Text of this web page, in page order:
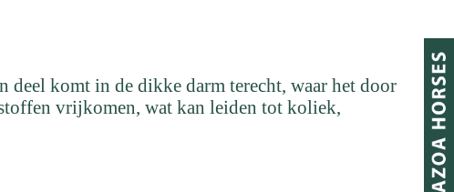
deel komt in de dikke darm terecht, waar het door
vrijkomen, wat kan leiden tot koliek,